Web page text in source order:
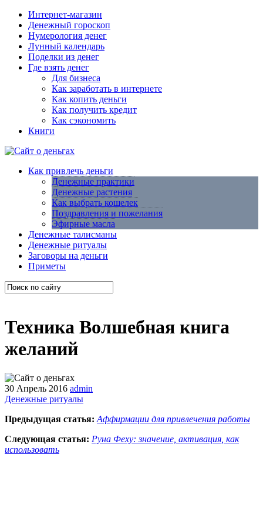
Интернет-магазин
Денежный гороскоп
Нумерология денег
Лунный календарь
Поделки из денег
Где взять денег
Для бизнеса
Как заработать в интернете
Как копить деньги
Как получить кредит
Как сэкономить
Книги
Как привлечь деньги
Денежные практики
Денежные растения
Как выбрать кошелек
Поздравления и пожелания
Эфирные масла
Денежные талисманы
Денежные ритуалы
Заговоры на деньги
Приметы
Техника Волшебная книга
желаний
30 Апрель 2016 admin
Денежные ритуалы
Предыдущая статья: Аффирмации для привлечения работы
Следующая статья: Руна Феху: значение, активация, как
использовать